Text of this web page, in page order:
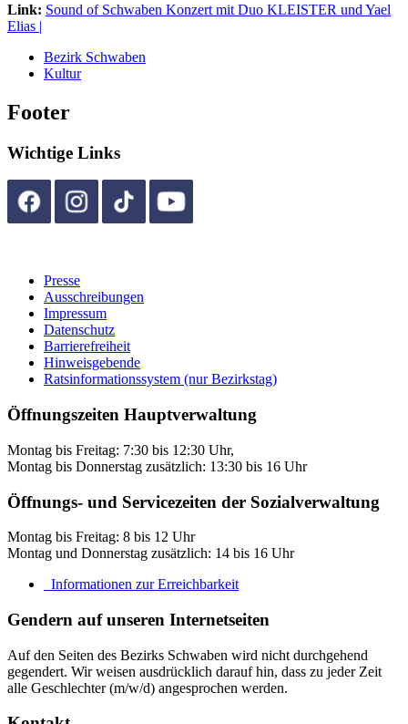
Link: Sound of Schwaben Konzert mit Duo KLEISTER und Yael
Elias |
Bezirk Schwaben
Kultur
Footer
Wichtige Links
Presse
Ausschreibungen
Impressum
Datenschutz
Barrierefreiheit
Hinweisgebende
Ratsinformationssystem (nur Bezirkstag)
Öffnungszeiten Hauptverwaltung
Montag bis Freitag: 7:30 bis 12:30 Uhr,
Montag bis Donnerstag zusätzlich: 13:30 bis 16 Uhr
Öffnungs- und Servicezeiten der Sozialverwaltung
Montag bis Freitag: 8 bis 12 Uhr
Montag und Donnerstag zusätzlich: 14 bis 16 Uhr
Informationen zur Erreichbarkeit
Gendern auf unseren Internetseiten
Auf den Seiten des Bezirks Schwaben wird nicht durchgehend
gegendert. Wir weisen ausdrücklich darauf hin, dass zu jeder Zeit
alle Geschlechter (m/w/d) angesprochen werden.